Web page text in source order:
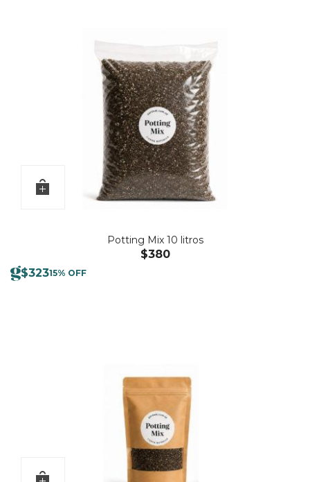
Potting Mix 10 litros
$380
$32315% OFF